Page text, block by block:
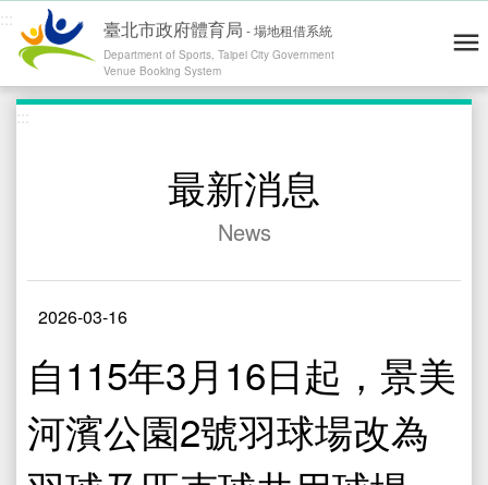
::: 臺北市政府體育局 -場地租借系統
Department of Sports, Taipei City Government
Venue Booking System
跳到主要內容
Log in / Register
零租場地 Rental
最新消息 News
精彩賽事 Highlights
退費通報 Report
修繕通報
:::
最新消息
News
2026-03-16
自115年3月16日起，景美
河濱公園2號羽球場改為